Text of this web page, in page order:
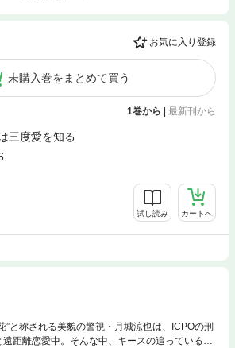
お気に入り登録
未購入巻をまとめて買う
1巻から | 最新刊から
三度愛を知る
試し読み カートへ
”と称される美貌の警視・月城涼也は、ICPOの刑
距離恋愛中。そんな中、キースの追っている怪